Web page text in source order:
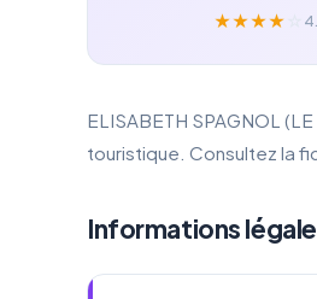
★★★★
ELISABETH SPAGNOL
touristique. Consultez la
Informations